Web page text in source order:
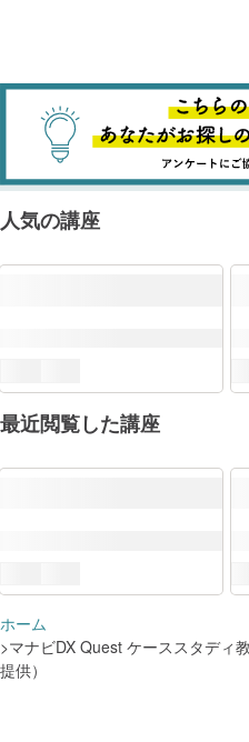
人気の講座
最近閲覧した講座
ホーム
マナビDX Quest ケーススタディ
提供）
DX推進スキル標準